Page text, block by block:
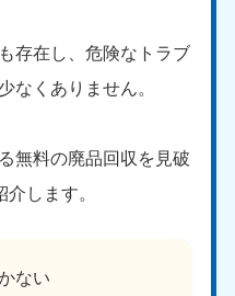
存在し、危険なトラブ
なくありません。
無料の廃品回収を見破
します。
ない